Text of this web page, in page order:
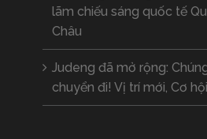
lãm chiếu sáng quốc tế
Châu
Judeng đã mở rộng:
chuyển đi! Vị trí mới, Cơ